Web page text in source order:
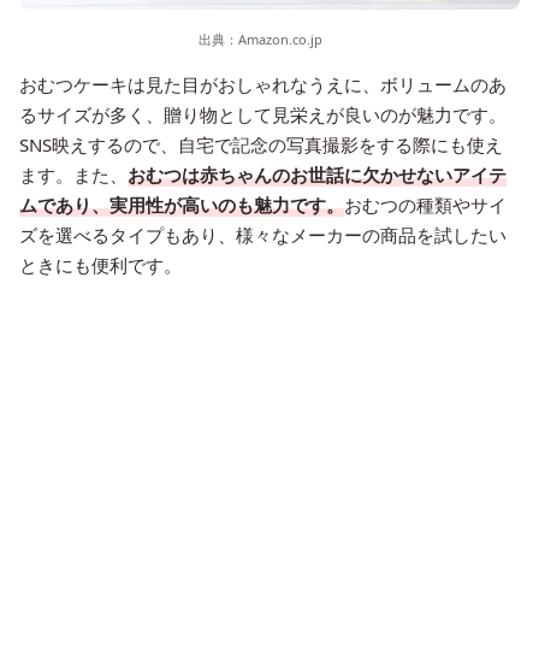
出典： Amazon.co.jp
おむつケーキは見た目がおしゃれなうえに、ボリュームのあ
るサイズが多く、贈り物として見栄えが良いのが魅力です。
SNS映えするので、自宅で記念の写真撮影をする際にも使え
ます。また、 おむつは赤ちゃんのお世話に欠かせないアイテ
ムであり、実用性が高いのも魅力です。おむつの種類やサイ
ズを選べるタイプもあり、様々なメーカーの商品を試したい
ときにも便利です。